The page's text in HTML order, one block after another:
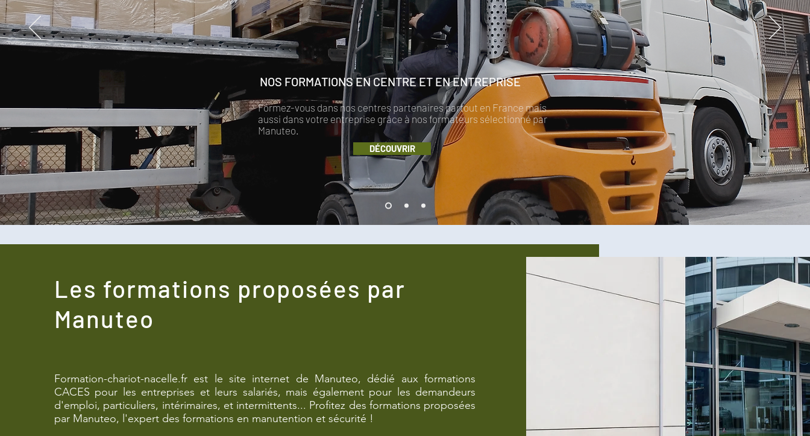
Formez-vous dans nos centres partenaires partout en France mais
aussi dans votre entreprise grâce à nos formateurs sélectionné par
Manuteo.
NOS FORMATIONS EN CENTRE ET EN ENTREPRISE
DÉCOUVRIR
Les formations proposées par
Manuteo
Formation-chariot-nacelle.fr est le site internet de Manuteo, dédié aux formations
CACES pour les entreprises et leurs salariés, mais également pour les demandeurs
d'emploi, particuliers, intérimaires, et intermittents... Profitez des formations proposées
par Manuteo, l'expert des formations en manutention et sécurité !